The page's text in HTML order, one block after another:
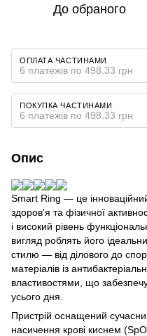
До обраного
ОПЛАТА ЧАСТИНАМИ
6 платежів по 498.33 грн
ПОКУПКА ЧАСТИНАМИ
6 платежів по 498.33 грн
Опис
Smart Ring — це
здоров'я та фізичної
і високий рівень
вигляд роблять його
стилю — від ділового до
матеріалів із
властивостями, що
усього дня.
Пристрій оснащений
насичення крові киснем